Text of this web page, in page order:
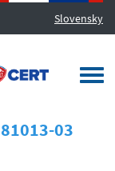
Slovensky
MENU
03